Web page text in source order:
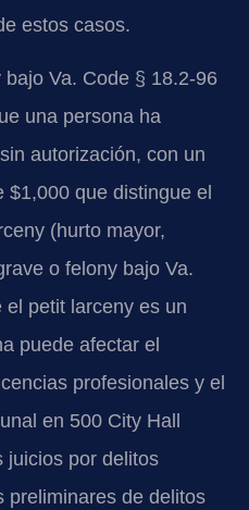
estos casos.
Va. Code § 18.2-96
una persona ha
autorización, con un
que distingue el
(hurto mayor,
o felony bajo Va.
el petit larceny es un
puede afectar el
profesionales y el
en 500 City Hall
juicios por delitos
preliminares de delitos